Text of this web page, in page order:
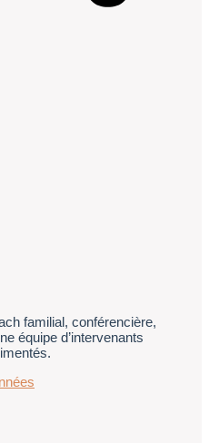
familial, conférencière,
équipe d’intervenants